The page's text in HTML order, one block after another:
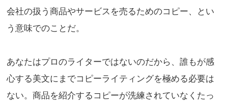
会社の扱う商品やサービスを売るためのコピー、とい
う意味でのことだ。
あなたはプロのライターではないのだから、誰もが感
心する美文にまでコピーライティングを極める必要は
ない。商品を紹介するコピーが洗練されていなくたっ